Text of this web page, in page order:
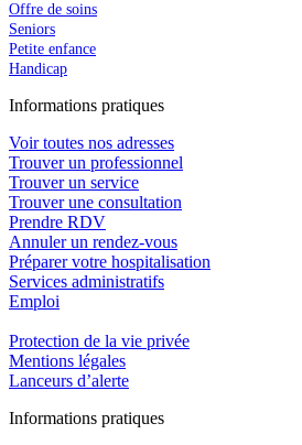
Offre de soins
Seniors
Petite enfance
Handicap
Informations pratiques
Voir toutes nos adresses
Trouver un professionnel
Trouver un service
Trouver une consultation
Prendre RDV
Annuler un rendez-vous
Préparer votre hospitalisation
Services administratifs
Emploi​
Protection de la vie privée
Mentions légales
Lanceurs d’alerte
Informations pratiques